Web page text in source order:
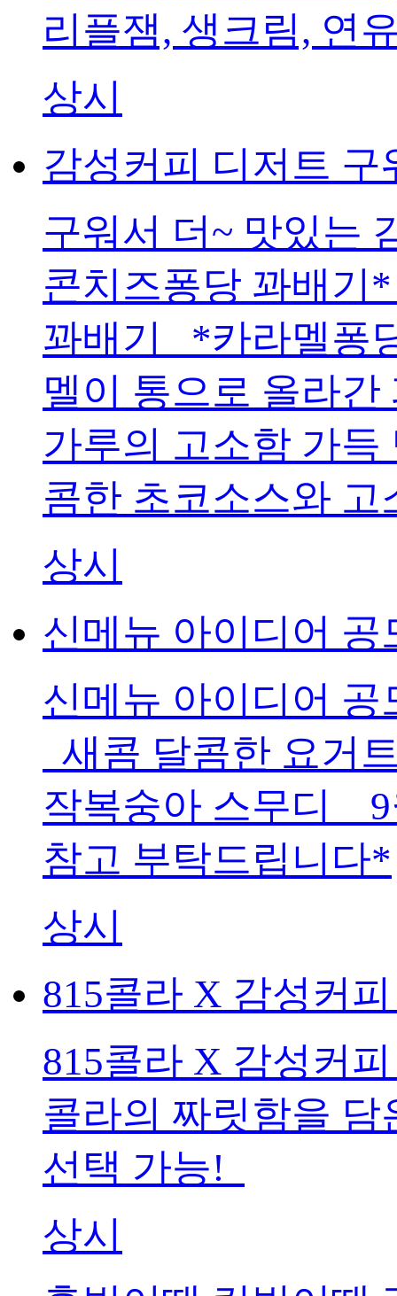
리플잼, 생크림, 연
상시
감성커피 디저트
구워서 더~ 맛있는
콘치즈퐁당 꽈배기
꽈배기 *카라멜퐁
멜이 통으로 올라
가루의 고소함 가
콤한 초코소스와
상시
신메뉴 아이디어
신메뉴 아이디어
새콤 달콤한 요거
작복숭아 스무디 9
참고 부탁드립니다*
상시
815콜라 X 감성커
815콜라 X 감성커
콜라의 짜릿함을 담
선택 가능!
상시